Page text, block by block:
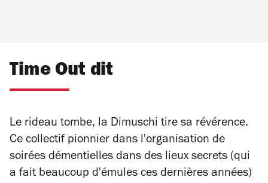
Time Out dit
Le rideau tombe, la Dimuschi tire sa révérence.
Ce collectif pionnier dans l'organisation de
soirées démentielles dans des lieux secrets (qui
a fait beaucoup d'émules ces dernières années)